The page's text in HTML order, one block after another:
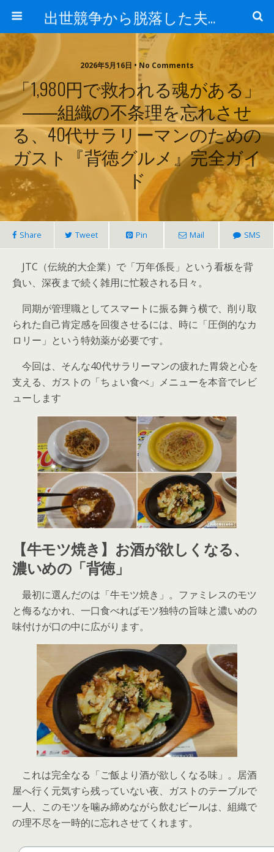
出世競争から脱落した夫と妻の日常
2026年5月16日 • No Comments
「1,980円で救われる魂がある」
――組織の不条理を忘れさせ
る、40代サラリーマンのための
ガスト『背徳グルメ』完全ガイ
ド
Share Tweet Pin Mail SMS
JTC（伝統的大企業）で「万年係長」という看板を背
負い、深夜まで続く雑用に忙殺される日々。
同期が管理職としてスマートに振る舞う横で、削り取
られた自己肯定感を回復させるには、時に「圧倒的なカ
ロリー」という特効薬が必要です。
今回は、そんな40代サラリーマンの疲れた胃袋と心を
支える、ガストの「ちょい食べ」メニューを本音でレビ
ューします
【牛モツ焼き】お酒が欲しくなる、
濃いめの「背徳」
最初に選んだのは「牛モツ焼き」。ファミレスのモツ
と侮るなかれ、一口食べればモツ独特の旨味と濃いめの
味付けが口の中に広がります。
これは完全なる「ご飯より酒が欲しくなる味」。居酒
屋へ行く元気すら残っていない夜、ガストのテーブルで
一人、このモツを噛み締めながら飲むビールは、組織で
の理不尽を一時的に忘れさせてくれます。